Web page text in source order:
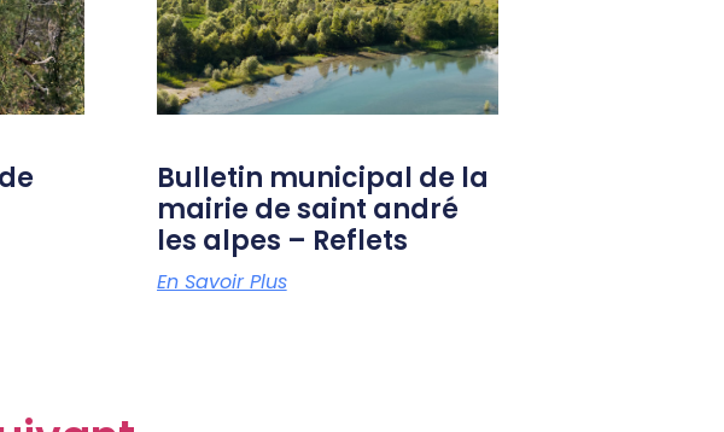
Bulletin municipal de la
mairie de saint andré
les alpes – Reflets
En Savoir Plus